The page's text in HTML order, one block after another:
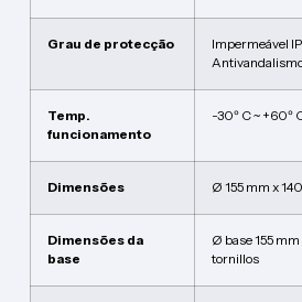
Grau de protecção
Impermeável
Temp.
funcionamento
-30º C ~ +60º
Dimensões Ø 155 mm x
Dimensões da
base
Ø base 155
tornillos